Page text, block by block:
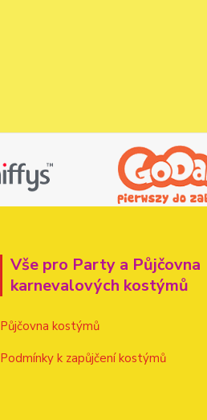
Vše pro Party a Půjčovna
karnevalových kostýmů
Půjčovna kostýmů
Podmínky k zapůjčení kostýmů